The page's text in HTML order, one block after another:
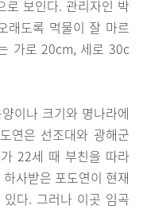
로 보인다. 관리자인 박
래도록 먹물이 잘 마르
가로 20cm, 세로 30c
이나 크기와 명나라에
연은 선조대와 광해군
22세 때 부친을 따라
사받은 포도연이 현재
다. 그러나 이곳 임곡